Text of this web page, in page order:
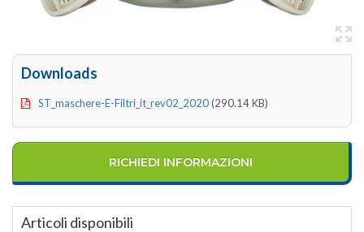
Downloads
ST_maschere-E-Filtri_it_rev02_2020(290.14 KB)
RICHIEDI INFORMAZIONI
Articoli disponibili